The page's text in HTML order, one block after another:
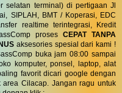
selatan terminal) di pertigaan Jl
SIPLAH, BMT / Koperasi, EDC
realtime terintegrasi, Kredit
proses CEPAT TANPA
aksesories spesial dari kami !
buka jam 08:00 sampai
komputer, ponsel, laptop, alat
favorit dicari google dengan
area Cilacap. Jangan ragu untuk